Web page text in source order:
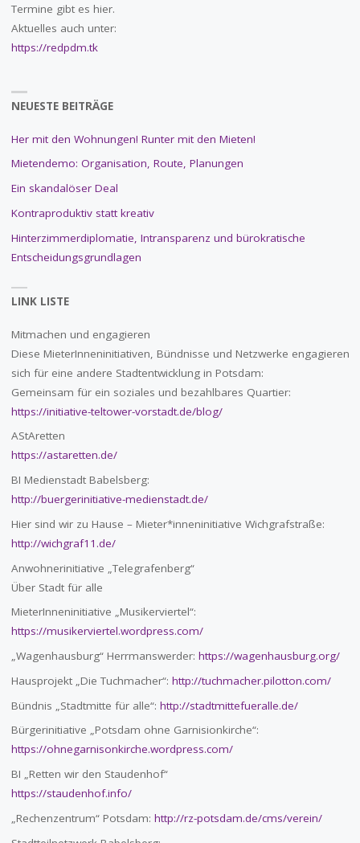
Termine gibt es hier.
Aktuelles auch unter:
https://redpdm.tk
NEUESTE BEITRÄGE
Her mit den Wohnungen! Runter mit den Mieten!
Mietendemo: Organisation, Route, Planungen
Ein skandalöser Deal
Kontraproduktiv statt kreativ
Hinterzimmerdiplomatie, Intransparenz und bürokratische
Entscheidungsgrundlagen
LINK LISTE
Mitmachen und engagieren
Diese MieterInneninitiativen, Bündnisse und Netzwerke engagieren
sich für eine andere Stadtentwicklung in Potsdam:
Gemeinsam für ein soziales und bezahlbares Quartier:
https://initiative-teltower-vorstadt.de/blog/
AStAretten
https://astaretten.de/
BI Medienstadt Babelsberg:
http://buergerinitiative-medienstadt.de/
Hier sind wir zu Hause – Mieter*inneninitiative Wichgrafstraße:
http://wichgraf11.de/
Anwohnerinitiative „Telegrafenberg“
Über Stadt für alle
MieterInneninitiative „Musikerviertel“:
https://musikerviertel.wordpress.com/
„Wagenhausburg“ Herrmanswerder: https://wagenhausburg.org/
Hausprojekt „Die Tuchmacher“: http://tuchmacher.pilotton.com/
Bündnis „Stadtmitte für alle“: http://stadtmittefueralle.de/
Bürgerinitiative „Potsdam ohne Garnisionkirche“:
https://ohnegarnisonkirche.wordpress.com/
BI „Retten wir den Staudenhof“
https://staudenhof.info/
„Rechenzentrum“ Potsdam: http://rz-potsdam.de/cms/verein/